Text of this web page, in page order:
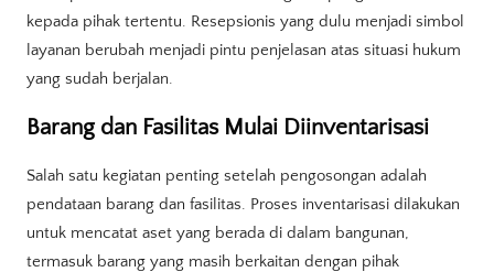
kepada pihak tertentu. Resepsionis yang dulu menjadi simbol
layanan berubah menjadi pintu penjelasan atas situasi hukum
yang sudah berjalan.
Barang dan Fasilitas Mulai Diinventarisasi
Salah satu kegiatan penting setelah pengosongan adalah
pendataan barang dan fasilitas. Proses inventarisasi dilakukan
untuk mencatat aset yang berada di dalam bangunan,
termasuk barang yang masih berkaitan dengan pihak